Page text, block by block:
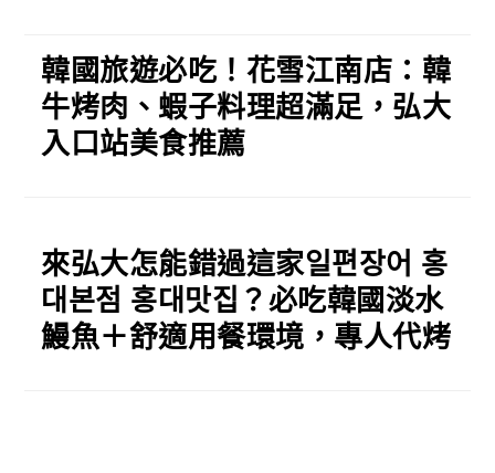
韓國旅遊必吃！花雪江南店：韓
牛烤肉、蝦子料理超滿足，弘大
入口站美食推薦
來弘大怎能錯過這家일편장어 홍
대본점 홍대맛집？必吃韓國淡水
鰻魚＋舒適用餐環境，專人代烤